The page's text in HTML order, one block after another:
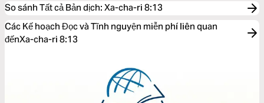
So sánh Tất cả Bản dịch: Xa-cha-ri 8:13
Các Kế hoạch Đọc và Tĩnh nguyện miễn phí liên quan
đếnXa-cha-ri 8:13